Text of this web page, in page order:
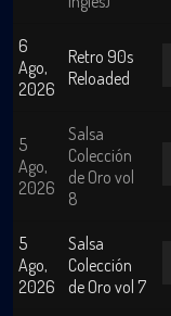
6
Ago,
2026
Retro 90s
Reloaded
5
Ago,
2026
Salsa
Colección
de Oro vol
8
5
Ago,
2026
Salsa
Colección
de Oro vol 7